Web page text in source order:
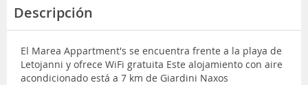
Descripción
El Marea Appartment's se encuentra frente a la playa de
Letojanni y ofrece WiFi gratuita Este alojamiento con aire
acondicionado está a 7 km de Giardini Naxos